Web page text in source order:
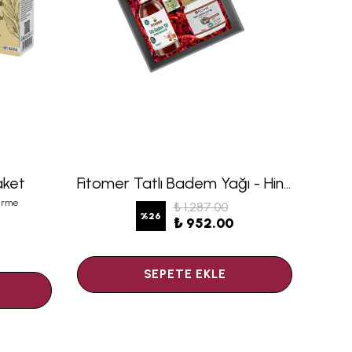
Fitomer Tatlı Badem Yağı - Hindistan Cevizi Yağı 175 ML - Biberiye Yağı Kutulu Seti
%26
₺ 1,287.00
₺ 952.00
SEPETE EKLE